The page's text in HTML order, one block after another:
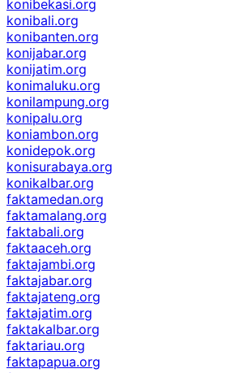
konibekasi.org
konibali.org
konibanten.org
konijabar.org
konijatim.org
konimaluku.org
konilampung.org
konipalu.org
koniambon.org
konidepok.org
konisurabaya.org
konikalbar.org
faktamedan.org
faktamalang.org
faktabali.org
faktaaceh.org
faktajambi.org
faktajabar.org
faktajateng.org
faktajatim.org
faktakalbar.org
faktariau.org
faktapapua.org